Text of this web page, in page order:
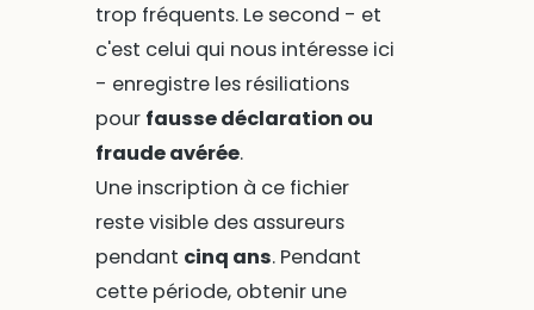
trop fréquents. Le second - et
c'est celui qui nous intéresse ici
- enregistre les résiliations
pour fausse déclaration ou
fraude avérée.
Une inscription à ce fichier
reste visible des assureurs
pendant cinq ans. Pendant
cette période, obtenir une